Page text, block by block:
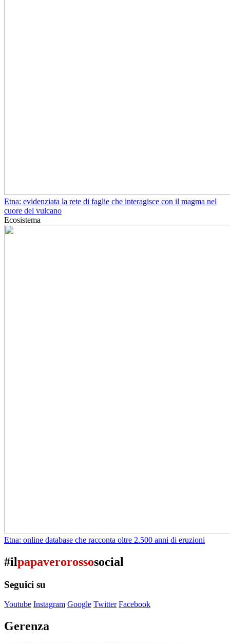
Etna: evidenziata la rete di faglie che interagisce con il magma nel
cuore del vulcano
Ecosistema
Etna: online database che racconta oltre 2.500 anni di eruzioni
#ilpapaverorossosocial
Seguici su
Youtube Instagram Google Twitter Facebook
Gerenza